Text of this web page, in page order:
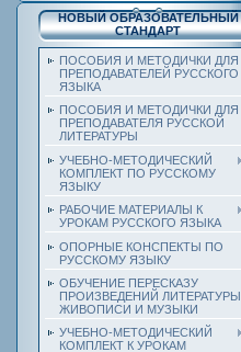
НОВЫЙ ОБРАЗОВАТЕЛЬНЫЙ
СТАНДАРТ
ПОСОБИЯ И МЕТОДИЧКИ ДЛЯ
ПРЕПОДАВАТЕЛЕЙ РУССКОГО
ЯЗЫКА
ПОСОБИЯ И МЕТОДИЧКИ ДЛЯ
ПРЕПОДАВАТЕЛЯ РУССКОЙ
ЛИТЕРАТУРЫ
УЧЕБНО-МЕТОДИЧЕСКИЙ
КОМПЛЕКТ ПО РУССКОМУ
ЯЗЫКУ
РАБОЧИЕ МАТЕРИАЛЫ К
УРОКАМ РУССКОГО ЯЗЫКА
ОПОРНЫЕ КОНСПЕКТЫ ПО
РУССКОМУ ЯЗЫКУ
ОБУЧЕНИЕ ПЕРЕСКАЗУ
ПРОИЗВЕДЕНИЙ ЛИТЕРАТУРЫ,
ЖИВОПИСИ И МУЗЫКИ
УЧЕБНО-МЕТОДИЧЕСКИЙ
КОМПЛЕКТ К УРОКАМ